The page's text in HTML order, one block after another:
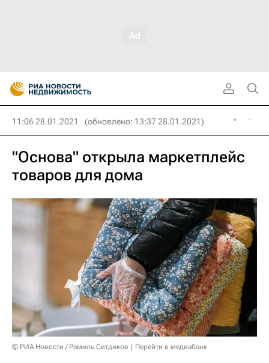
11:06 28.01.2021 (обновлено: 13:37 28.01.2021)
"Основа" открыла маркетплейс
товаров для дома
© РИА Новости / Рамиль Ситдиков Перейти в медиабанк